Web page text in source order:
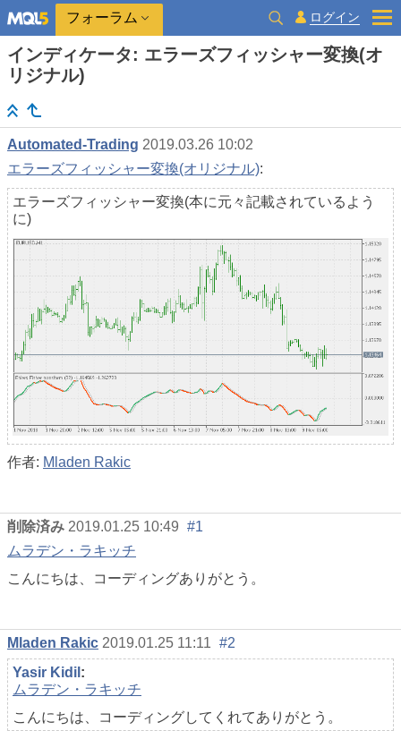
フォーラム ログイン
インディケータ: エラーズフィッシャー変換(オ
リジナル)
Automated-Trading 2019.03.26 10:02
エラーズフィッシャー変換(オリジナル):
エラーズフィッシャー変換(本に元々記載されているよう
に)
作者: Mladen Rakic
削除済み 2019.01.25 10:49 #1
ムラデン・ラキッチ
こんにちは、コーディングありがとう。
Mladen Rakic 2019.01.25 11:11 #2
Yasir Kidil :
ムラデン・ラキッチ
こんにちは、コーディングしてくれてありがとう。